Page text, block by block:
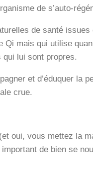
de s’auto-
de santé
Qi mais qui utilise
qui lui sont propres.
et d’éduquer la
crue.
oui, vous mettez la
de bien se